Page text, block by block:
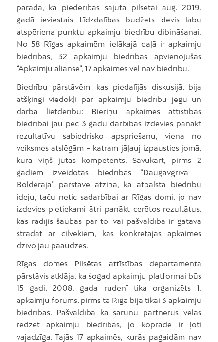
parāda, ka piederības sajūta pilsētai aug. 2019.
gadā ieviestais Līdzdalības budžets devis labu
atspēriena punktu apkaimju biedrību dibināšanai.
No 58 Rīgas apkaimēm lielākajā daļā ir apkaimju
biedrības, 32 apkaimju biedrības apvienojušās
“Apkaimju aliansē”, 17 apkaimēs vēl nav biedrību.
Biedrību pārstāvēm, kas piedalījās diskusijā, bija
atšķirīgi viedokļi par apkaimju biedrību jēgu un
darba lietderību: Bieriņu apkaimes attīstības
biedrībai jau pēc 3 gadu darbības izdevies panākt
rezultatīvu sabiedrisko apspriešanu, viena no
veiksmes atslēgām – katram jāļauj izpausties jomā,
kurā viņš jūtas kompetents. Savukārt, pirms 2
gadiem izveidotās biedrības “Daugavgrīva –
Bolderāja” pārstāve atzina, ka atbalsta biedrību
ideju, taču netic sadarbībai ar Rīgas domi, jo nav
izdevies pietiekami ātri panākt cerētos rezultātus,
kas radījis šaubas par to, vai pašvaldība ir gatava
strādāt ar cilvēkiem, kas konkrētajās apkaimēs
dzīvo jau paaudzēs.
Rīgas domes Pilsētas attīstības departamenta
pārstāvis atklāja, ka šogad apkaimju platformai būs
15 gadi, 2008. gada rudenī tika organizēts 1.
apkaimju forums, pirms tā Rīgā bija tikai 3 apkaimju
biedrības. Pašvaldība kā sarunu partnerus vēlas
redzēt apkaimju biedrības, jo koprade ir ļoti
vajadzīga. Tajās 17 apkaimēs, kurās pagaidām nav